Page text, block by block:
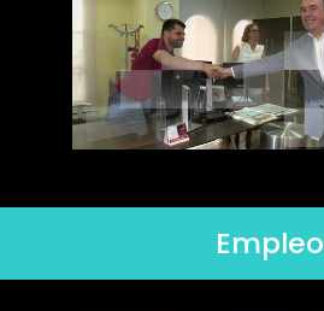
Empleo